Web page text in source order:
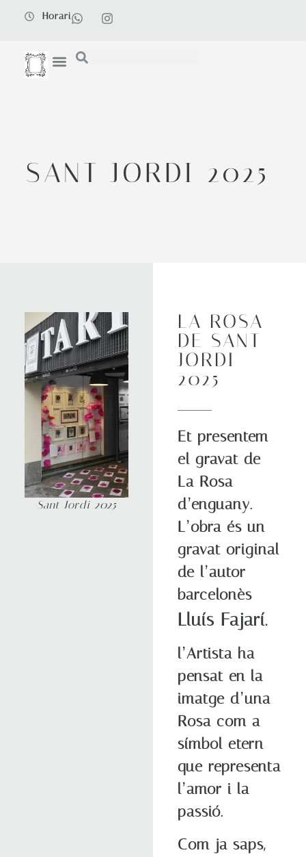
Horari
SANT JORDI 2025
Sant Jordi 2025
LA ROSA
DE SANT
JORDI
2025
Et presentem
el gravat de
La Rosa
d’enguany.
L’obra és un
gravat original
de l’autor
barcelonès
Lluís Fajarí.
l’Artista ha
pensat en la
imatge d’una
Rosa com a
símbol etern
que representa
l’amor i la
passió.
Com ja saps,